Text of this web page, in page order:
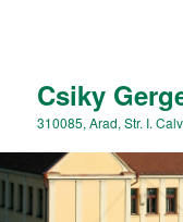
Csiky
310085, Arad, Str. I.